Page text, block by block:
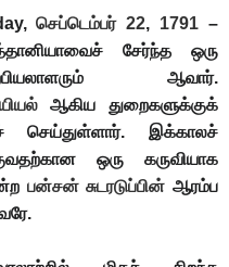
செப்டெம்பர் 22, 1791 –
சேர்ந்த ஒரு
ஆவார்.
ஆகிய துறைகளுக்குக்
செய்துள்ளார். இக்காலச்
ஒரு கருவியாக
பன்சன் சுடரடுப்பின் ஆரம்ப